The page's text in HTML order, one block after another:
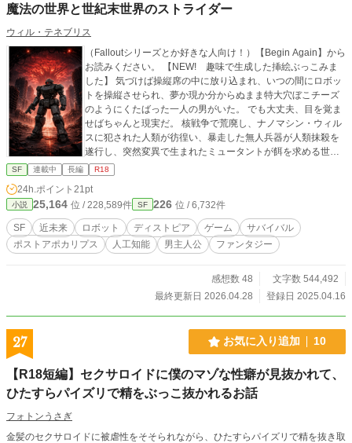
魔法の世界と世紀末世界のストライダー
ウィル・テネブリス
（Falloutシリーズとか好きな人向け！）【Begin Again】から
お読みください。 【NEW! 趣味で生成した挿絵ぶっこみま
した】 気づけば操縦席の中に放り込まれ、いつの間にロボッ
トを操縦させられ、夢か現か分からぬまま特大穴ぼこチーズ
のようにくたばった一人の男がいた。 でも大丈夫、目を覚ま
せばちゃんと現実だ。 核戦争で荒廃し、ナノマシン・ウィル
スに犯された人類が彷徨い、暴走した無人兵器が人類抹殺を
遂行し、突然変異で生まれたミュータントが餌を求める世紀
末世界という現実のことだが。 そして自分にはゲームのよう
なステータスが同期しており、八方ふさがりの状況に途方に
くれる……そんなスタートである。 つまるところ、これは過
酷な冒険だ。世界を救う物語じゃない、善意に善意を返すだ
けである。 ステップ1、あなたはポストアポカリプスな見知
らぬ場所でサバイバルをする。 *この作品はミッドナイトノベ
ルにも投稿してあります。 Q.な～にこれ？ A.友人の資料のた
に用意した白紙でもあり、文章能力のテストでもあり、日ご
ろ思いついたネタを書き込む備忘録でもある何か。宣伝もし
SF 連載中 長編 R18
24h.ポイント 21pt
小説 25,164 位 / 228,589件 SF 226 位 / 6,732件
SF 近未来 ロボット ディストピア ゲーム
サバイバル
ポストアポカリプス
人工知能 男主人公 ファンタジー
感想数 48
文字数 544,492
最終更新日 2026.04.28
登録日 2025.04.16
27 お気に入り追加 10
【R18短編】セクサロイドに僕のマゾな性癖が見抜かれて、
ひたすらパイズリで精をぶっこ抜かれるお話
フォトンうさぎ
金髪のセクサロイドに被虐性をそそられながら、ひたすらパイズリで精を抜き取